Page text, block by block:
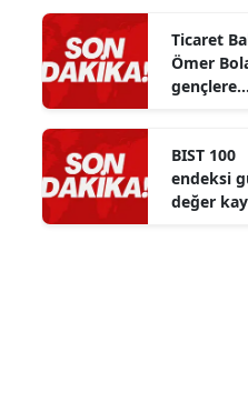
Ticaret
Ömer
gençlere
önemli
tavsiyeler
BIST 100
endeksi
değer